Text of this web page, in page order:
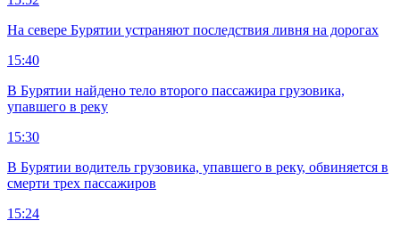
На севере Бурятии устраняют последствия ливня на дорогах
15:40
В Бурятии найдено тело второго пассажира грузовика,
упавшего в реку
15:30
В Бурятии водитель грузовика, упавшего в реку, обвиняется в
смерти трех пассажиров
15:24